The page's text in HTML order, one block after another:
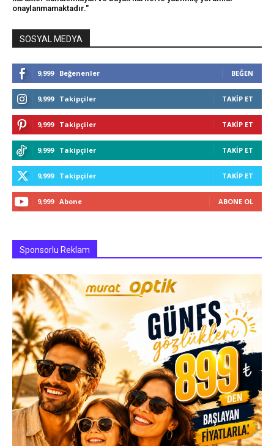
onaylanmamaktadır."
SOSYAL MEDYA
9,999 Beğenenler BEĞEN
9,999 Takipçiler TAKIP ET
9,999 Takipçiler TAKIP ET
9,999 Takipçiler TAKIP ET
9,999 Takipçiler TAKIP ET
9,999 Abone ABONE OL
Sponsorlu Reklam